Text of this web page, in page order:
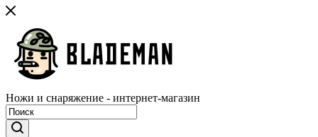
Ножи и снаряжение - интернет-магазин